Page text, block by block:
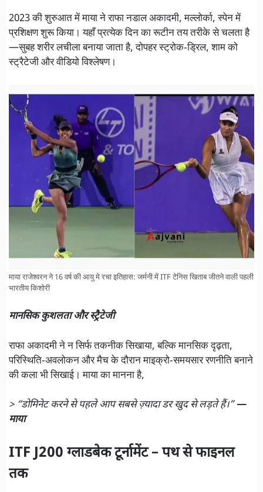
2023 की शुरुआत में माया ने राफा नडाल अकादमी, मल्लोर्का, स्पेन में
प्रशिक्षण शुरू किया। यहाँ प्रत्येक दिन का रूटीन तय तरीके से चलता है
—सुबह शरीर लचीला बनाया जाता है, दोपहर स्ट्रोक‑ड्रिल, शाम को
स्ट्रैटेजी और वीडियो विश्लेषण।
माया राजेश्वरन ने 16 वर्ष की आयु मे रचा इतिहास: जर्मनी में ITF टेनिस खिताब जीतने वाली पहली
भारतीय किशोरी
मानसिक कुशलता और स्ट्रैटेजी
राफा अकादमी ने न सिर्फ तकनीक सिखाया, बल्कि मानसिक दृढ़ता,
परिस्थिति‑अवलोकन और मैच के दौरान माइक्रो‑समयसार रणनीति बनाने
की कला भी सिखाई। माया का मानना है,
> “डोमिनेट करने से पहले आप सबसे ज़्यादा डर खुद से लड़ते हैं।”—
माया
ITF J200 ग्लाडबेक टूर्नामेंट – पथ से फाइनल
तक